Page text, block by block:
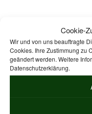
Cookie-
Wir und von uns beauftragte
Cookies. Ihre Zustimmung zu
geändert werden. Weitere
Datenschutzerklärung.
ZPP geprüfte
Präventionskursen